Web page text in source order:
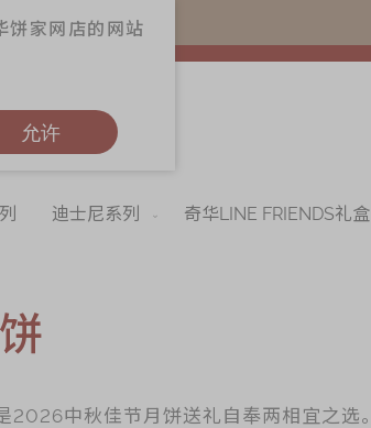
本地运费！
迪士尼系列 奇华LINE FRIENDS礼盒
中秋佳节月饼送礼自奉两相宜之选。
饼家网店的网站
允许